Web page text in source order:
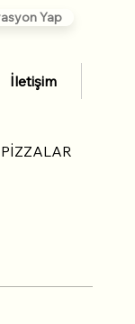
Yap
İletişim
PİZZALAR